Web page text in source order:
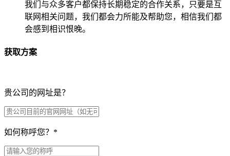
我们与众多客户都保持长期稳定的合作关系，只要是互
联网相关问题，我们都会力所能及帮助您，相信我们都
会感到相识恨晚。
获取方案
贵公司的网址是？
如何称呼您？ *